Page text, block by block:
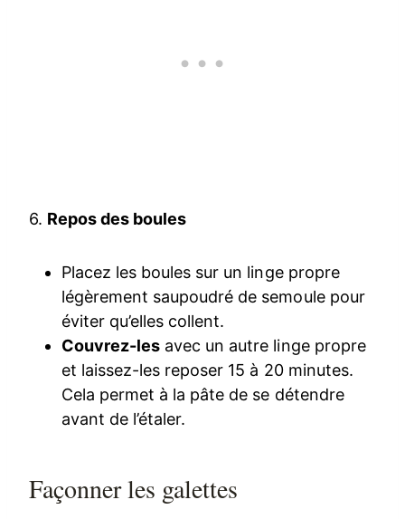
6. Repos des boules
Placez les boules sur un linge propre
légèrement saupoudré de semoule pour
éviter qu’elles collent.
Couvrez-les avec un autre linge propre
et laissez-les reposer 15 à 20 minutes.
Cela permet à la pâte de se détendre
avant de l’étaler.
Façonner les galettes